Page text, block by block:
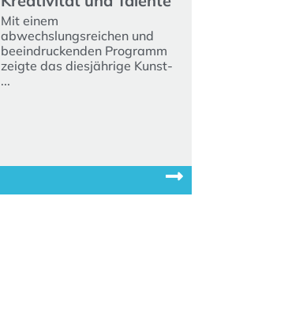
Mit einem
abwechslungsreichen und
beeindruckenden Programm
zeigte das diesjährige Kunst-
...